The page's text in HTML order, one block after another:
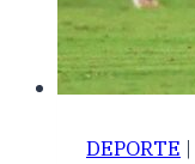
DEPORTE |